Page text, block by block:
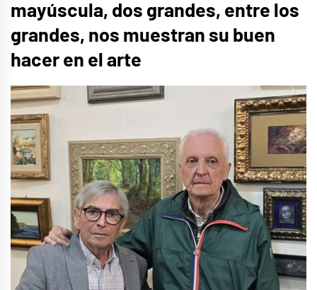
mayúscula, dos grandes, entre los
grandes, nos muestran su buen
hacer en el arte